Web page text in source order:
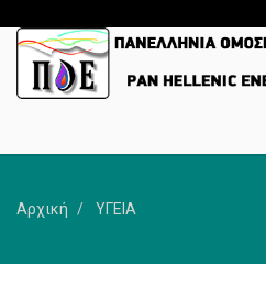
Αρχική ΥΓΕΙΑ